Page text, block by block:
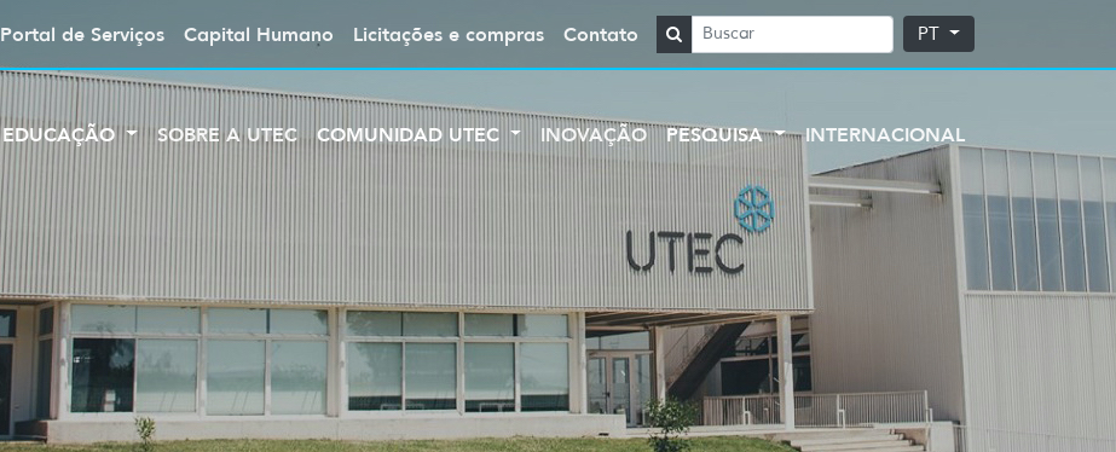
Portal de Serviços Capital Humano Licitações e compras Contato PT
EDUCAÇÃO SOBRE A UTEC COMUNIDAD UTEC INOVAÇÃO PESQUISA INTERNACIONAL